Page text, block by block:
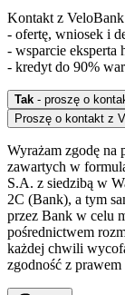
Kontakt z
- ofertę, wniosek i
- wsparcie eksperta
- kredyt do 90%
Tak - proszę o
Proszę o kontakt z
Wyrażam zgodę na
zawartych w
S.A. z siedzibą w
2C (Bank), a tym
przez Bank w celu
pośrednictwem
każdej chwili
zgodność z